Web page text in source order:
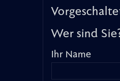
Wer sind
Ihr Name